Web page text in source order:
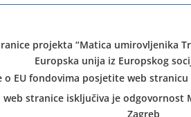
projekta “Matica umirovljenika
Europska unija iz Europskog
o EU fondovima posjetite web stranicu
web stranice isključiva je odgovornost
Zagreb